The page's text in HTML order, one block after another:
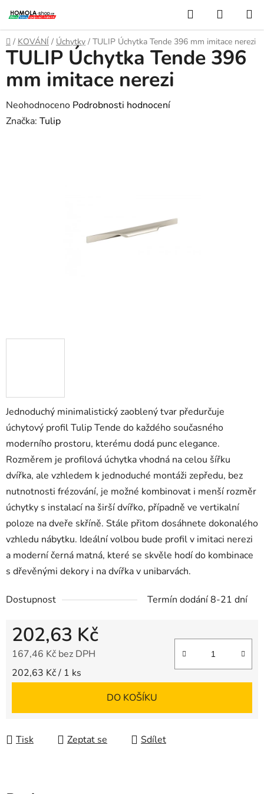
na
obsah
Hledat
KOŠÍK
Domů
/ KOVÁNÍ / Úchytky / TULIP Úchytka Tende 396 mm imitace nerezi
Jednoduchý minimalistický zaoblený tvar předurčuje
úchytový profil Tulip Tende do každého současného
moderního prostoru, kterému dodá punc elegance.
Rozměrem je profilová úchytka vhodná na celou šířku
dvířka, ale vzhledem k jednoduché montáži zepředu, bez
nutnotnosti frézování, je možné kombinovat i menší rozměr
úchytky s instalací na širší dvířko, případně ve vertikalní
poloze na dveře skříně. Stále přitom dosáhnete dokonalého
vzhledu nábytku. Ideální volbou bude profil v imitaci nerezi
a moderní černá matná, které se skvěle hodí do kombinace
s dřevěnými dekory i na dvířka v unibarvách.
Dostupnost Termín dodání 8-21 dní
202,63 Kč
167,46 Kč bez DPH
Měrná cena:
202,63 Kč / 1 ks
DO KOŠÍKU
Tisk Zeptat se Sdílet
TULIP Úchytka Tende 396
mm imitace nerezi
Průměrné
hodnocení
Neohodnoceno Podrobnosti hodnocení
Značka: Tulip